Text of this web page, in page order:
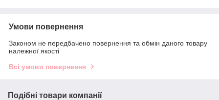
Умови повернення
Законом не передбачено повернення та обмін даного товару
належної якості
Всі умови повернення
Подібні товари компанії